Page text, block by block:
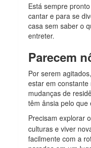
Está sempre
cantar e para se
casa sem saber o
entreter.
Parecem
Por serem
estar em
mudanças de
têm ânsia pelo que
Precisam explorar
culturas e viver
facilmente com a